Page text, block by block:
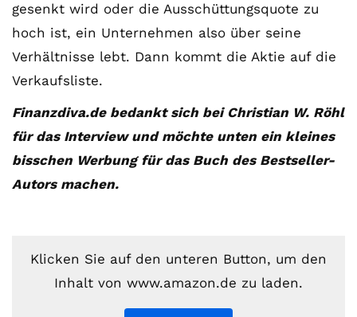
gesenkt wird oder die Ausschüttungsquote zu
hoch ist, ein Unternehmen also über seine
Verhältnisse lebt. Dann kommt die Aktie auf die
Verkaufsliste.
Finanzdiva.de bedankt sich bei Christian W. Röhl
für das Interview und möchte unten ein kleines
bisschen Werbung für das Buch des Bestseller-
Autors machen.
Klicken Sie auf den unteren Button, um den
Inhalt von www.amazon.de zu laden.